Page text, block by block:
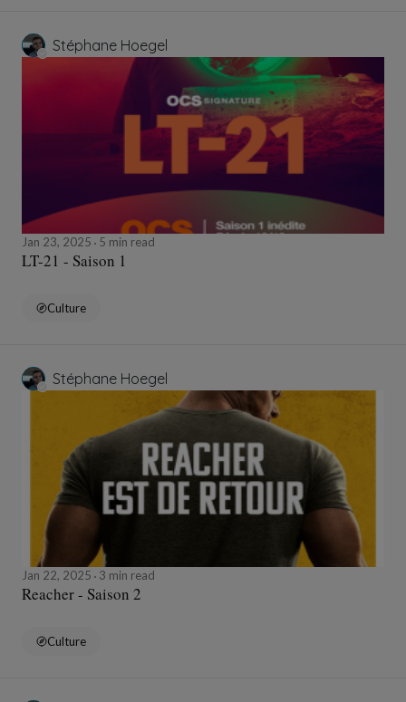
Stéphane Hoegel
Jan 23, 2025 5 min read
LT-21 - Saison 1
Culture
Stéphane Hoegel
Jan 22, 2025 3 min read
Reacher - Saison 2
Culture